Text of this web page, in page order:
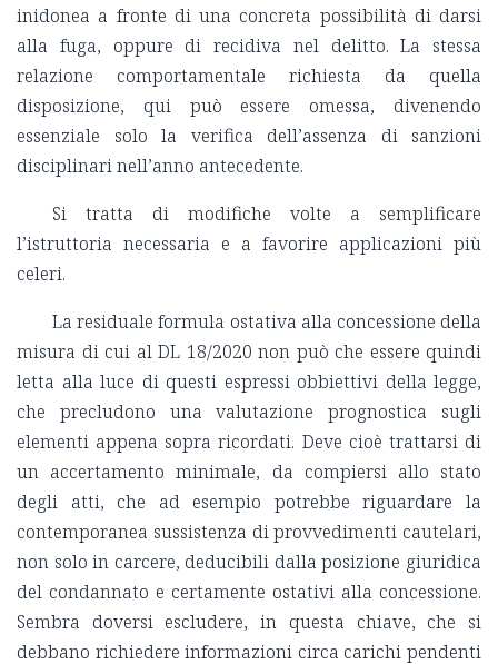
inidonea a fronte di una concreta possibilità di darsi
alla fuga, oppure di recidiva nel delitto. La stessa
relazione comportamentale richiesta da quella
disposizione, qui può essere omessa, divenendo
essenziale solo la verifica dell’assenza di sanzioni
disciplinari nell’anno antecedente.
Si tratta di modifiche volte a semplificare
l’istruttoria necessaria e a favorire applicazioni più
celeri.
La residuale formula ostativa alla concessione della
misura di cui al DL 18/2020 non può che essere quindi
letta alla luce di questi espressi obbiettivi della legge,
che precludono una valutazione prognostica sugli
elementi appena sopra ricordati. Deve cioè trattarsi di
un accertamento minimale, da compiersi allo stato
degli atti, che ad esempio potrebbe riguardare la
contemporanea sussistenza di provvedimenti cautelari,
non solo in carcere, deducibili dalla posizione giuridica
del condannato e certamente ostativi alla concessione.
Sembra doversi escludere, in questa chiave, che si
debbano richiedere informazioni circa carichi pendenti